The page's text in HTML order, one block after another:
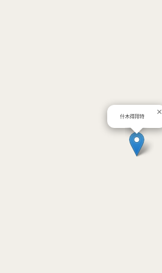
什木得拜特 ×